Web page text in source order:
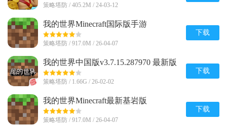
策略塔防 / 405.2M / 24-03-12
我的世界Minecraft国际版手游
v1.26.20.24 官方最新版
策略塔防 / 917.0M / 26-04-07
下载
我的世界中国版v3.7.15.287970 最新版
策略塔防 / 1.66G / 26-02-02
下载
我的世界Minecraft最新基岩版
v1.26.20.24 安卓免付费版
策略塔防 / 917.0M / 26-04-07
下载